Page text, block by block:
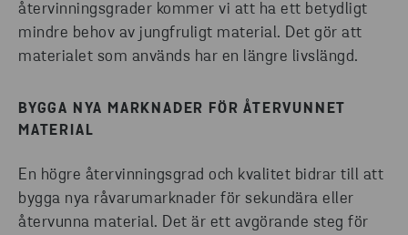
återvinningsgrader kommer vi att ha ett betydligt
mindre behov av jungfruligt material. Det gör att
materialet som används har en längre livslängd.
BYGGA NYA MARKNADER FÖR ÅTERVUNNET
MATERIAL
En högre återvinningsgrad och kvalitet bidrar till att
bygga nya råvarumarknader för sekundära eller
återvunna material. Det är ett avgörande steg för